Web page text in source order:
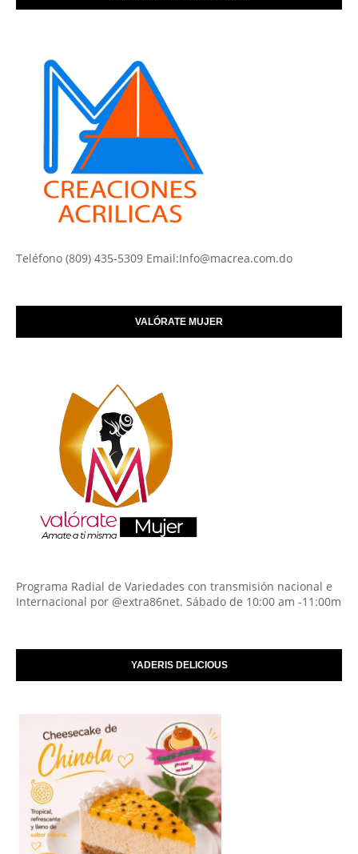
Teléfono (809) 435-5309 Email:Info@macrea.com.do
VALÓRATE MUJER
Programa Radial de Variedades con transmisión nacional e
Internacional por @extra86net. Sábado de 10:00 am -11:00m
YADERIS DELICIOUS